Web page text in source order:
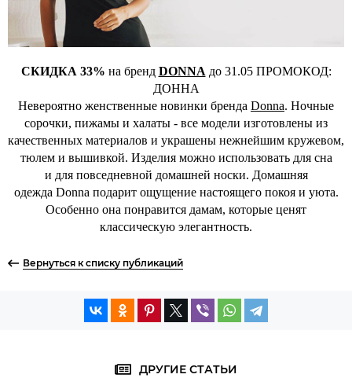
СКИДКА 33% на бренд DONNA до 31.05 ПРОМОКОД:
ДОННА
Невероятно женственные новинки бренда Donna. Ночные
сорочки, пижамы и халаты - все модели изготовлены из
качественных материалов и украшены нежнейшим кружевом,
тюлем и вышивкой. Изделия можно использовать для сна
и для повседневной домашней носки. Домашняя
одежда Donna подарит ощущение настоящего покоя и уюта.
Особенно она понравится дамам, которые ценят
классическую элегантность.
Вернуться к списку публикаций
ДРУГИЕ СТАТЬИ